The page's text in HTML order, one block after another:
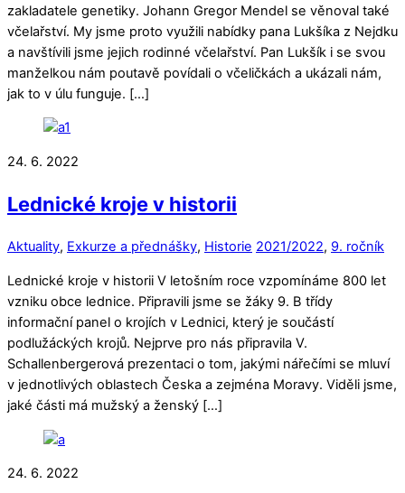
zakladatele genetiky. Johann Gregor Mendel se věnoval také
včelařství. My jsme proto využili nabídky pana Lukšíka z Nejdku
a navštívili jsme jejich rodinné včelařství. Pan Lukšík i se svou
manželkou nám poutavě povídali o včeličkách a ukázali nám,
jak to v úlu funguje. […]
24. 6. 2022
Lednické kroje v historii
Aktuality, Exkurze a přednášky, Historie 2021/2022, 9. ročník
Lednické kroje v historii V letošním roce vzpomínáme 800 let
vzniku obce lednice. Připravili jsme se žáky 9. B třídy
informační panel o krojích v Lednici, který je součástí
podlužáckých krojů. Nejprve pro nás připravila V.
Schallenbergerová prezentaci o tom, jakými nářečími se mluví
v jednotlivých oblastech Česka a zejména Moravy. Viděli jsme,
jaké části má mužský a ženský […]
24. 6. 2022